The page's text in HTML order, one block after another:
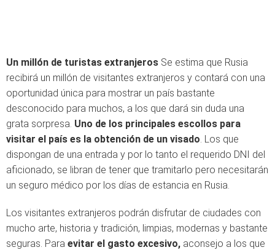
Un millón de turistas extranjeros Se estima que Rusia
recibirá un millón de visitantes extranjeros y contará con una
oportunidad única para mostrar un país bastante
desconocido para muchos, a los que dará sin duda una
grata sorpresa. Uno de los principales escollos para
visitar el país es la obtención de un visado. Los que
dispongan de una entrada y por lo tanto el requerido DNI del
aficionado, se libran de tener que tramitarlo pero necesitarán
un seguro médico por los días de estancia en Rusia.
Los visitantes extranjeros podrán disfrutar de ciudades con
mucho arte, historia y tradición, limpias, modernas y bastante
seguras. Para evitar el gasto excesivo, aconsejo a los que